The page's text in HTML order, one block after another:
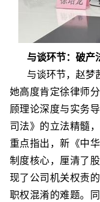
与谈环节：破产
与谈环节，赵梦
她高度肯定徐律师
顾理论深度与实务
司法》的立法精髓
重点指出，新《中
制度核心，厘清了
现了公司机关权责
职权混淆的难题。